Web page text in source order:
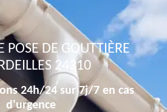
POSE DE GOUTTIÈRE
24310
24h/24 sur 7j/7 en cas
d'urgence